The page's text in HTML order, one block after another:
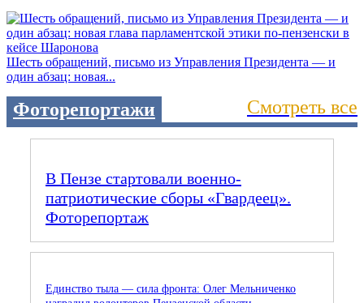
Шесть обращений, письмо из Управления Президента — и
один абзац: новая...
Фоторепортажи Смотреть все
В Пензе стартовали военно-
патриотические сборы «Гвардеец».
Фоторепортаж
Единство тыла — сила фронта: Олег Мельниченко